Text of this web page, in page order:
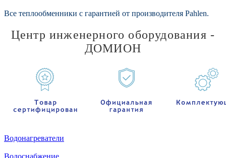
Все теплообменники с гарантией от производителя Pahlen.
Центр инженерного оборудования -
ДОМИОН
Водонагреватели
Водоснабжение